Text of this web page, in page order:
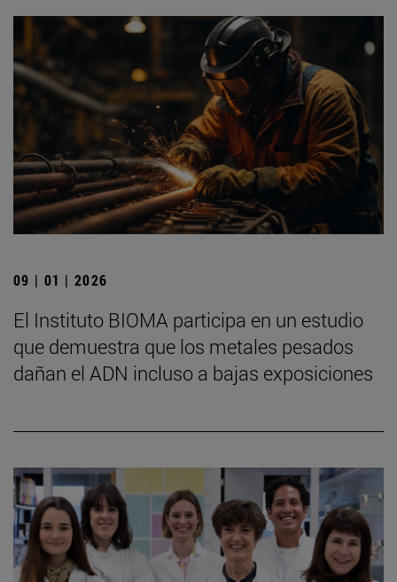
09 | 01 | 2026
El Instituto BIOMA participa en un estudio
que demuestra que los metales pesados
dañan el ADN incluso a bajas exposiciones